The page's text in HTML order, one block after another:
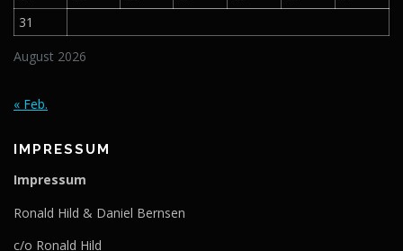
August 2026
31
« Feb.
IMPRESSUM
Impressum
Ronald Hild & Daniel Bernsen
c/o Ronald Hild